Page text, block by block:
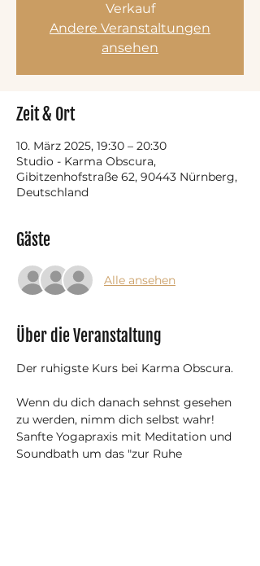
Verkauf
Andere Veranstaltungen
ansehen
Zeit & Ort
10. März 2025, 19:30 – 20:30
Studio - Karma Obscura,
Gibitzenhofstraße 62, 90443 Nürnberg,
Deutschland
Gäste
Alle ansehen
Über die Veranstaltung
Der ruhigste Kurs bei Karma Obscura.
​Wenn du dich danach sehnst gesehen
zu werden, nimm dich selbst wahr!
Sanfte Yogapraxis mit Meditation und
Soundbath um das "zur Ruhe